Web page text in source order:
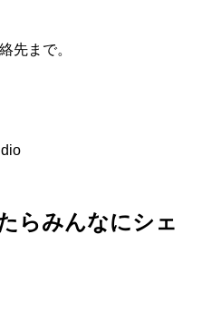
先まで。
らみんなにシェ